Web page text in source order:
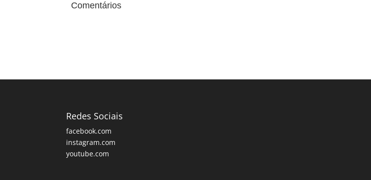
Comentários
Redes Sociais
facebook.com
instagram.com
youtube.com